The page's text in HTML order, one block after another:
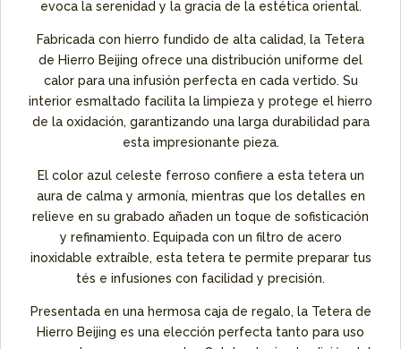
evoca la serenidad y la gracia de la estética oriental.
Fabricada con hierro fundido de alta calidad, la Tetera
de Hierro Beijing ofrece una distribución uniforme del
calor para una infusión perfecta en cada vertido. Su
interior esmaltado facilita la limpieza y protege el hierro
de la oxidación, garantizando una larga durabilidad para
esta impresionante pieza.
El color azul celeste ferroso confiere a esta tetera un
aura de calma y armonía, mientras que los detalles en
relieve en su grabado añaden un toque de sofisticación
y refinamiento. Equipada con un filtro de acero
inoxidable extraíble, esta tetera te permite preparar tus
tés e infusiones con facilidad y precisión.
Presentada en una hermosa caja de regalo, la Tetera de
Hierro Beijing es una elección perfecta tanto para uso